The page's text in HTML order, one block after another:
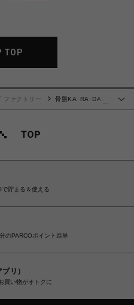
TOP
…
ファクトリー
骨盤KA･RA･DAバ
貯まる＆使える
のPARCOポイント進呈
リ）
買い物がオトクに